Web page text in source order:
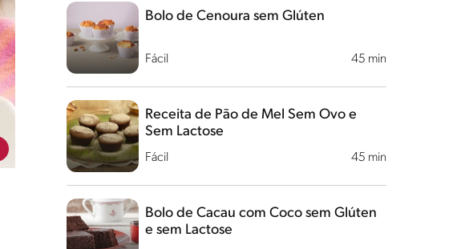
Fácil 45 min
Bolo de Cenoura sem Glúten
Fácil 45 min
Receita de Pão de Mel Sem Ovo e
Sem Lactose
Bolo de Cacau com Coco sem Glúten
e sem Lactose